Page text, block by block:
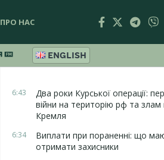
ПРО НАС
ENGLISH
6:43
Два роки Курської операції:
війни на територію рф та злам
Кремля
6:34
Виплати при пораненні: що
отримати захисники